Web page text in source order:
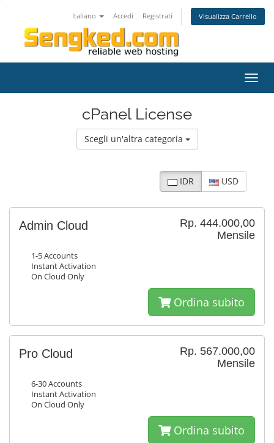
Italiano Accedi Registrati Visualizza Carrello
Attiva
cPanel License
Scegli un'altra categoria
IDR USD
Rp. 444.000,00
Mensile
Admin Cloud
1-5 Accounts
Instant Activation
On Cloud Only
Ordina subito
Rp. 567.000,00
Mensile
Pro Cloud
6-30 Accounts
Instant Activation
On Cloud Only
Ordina subito